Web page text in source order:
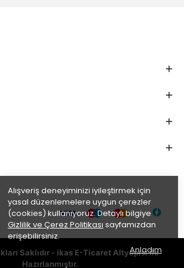
Alışveriş deneyiminizi iyileştirmek için
yasal düzenlemelere uygun çerezler
(cookies) kullanıyoruz. Detaylı bilgiye
Gizlilik ve Çerez Politikası sayfamızdan
erişebilirsiniz.
Anladım
Saklıdır - ikas E-TicaretAltyapısı ile
Hazırlanmıştır.